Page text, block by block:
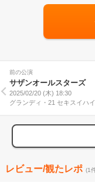
前の公演
サザンオールスターズ
2025/02/20 (木) 18:30
グランディ・21 セキスイハイ
レビュー/観たレポ (1